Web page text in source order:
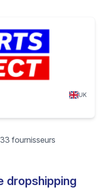
UK
fournisseurs
dropshipping